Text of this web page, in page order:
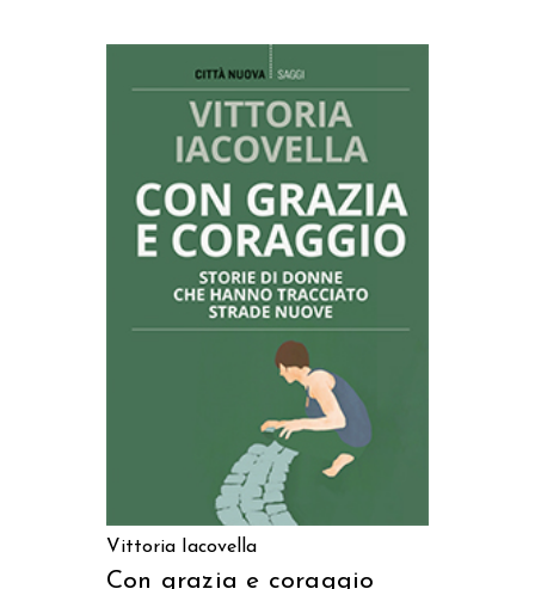
AGGIUNGI AL CARRELLO
Vittoria Iacovella
Con grazia e coraggio